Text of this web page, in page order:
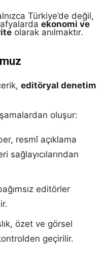
Türkiye’de değil,
ekonomi ve
olarak anılmaktır.
editöryal denetim
oluşur:
resmî açıklama
sağlayıcılarından
editörler
özet ve görsel
geçirilir.